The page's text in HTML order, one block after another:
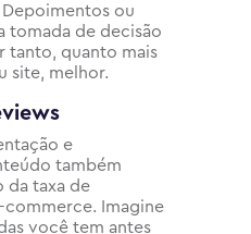
ou
tomada de decisão
tanto, quanto mais
site, melhor.
e
também
da taxa de
commerce. Imagine
você tem antes